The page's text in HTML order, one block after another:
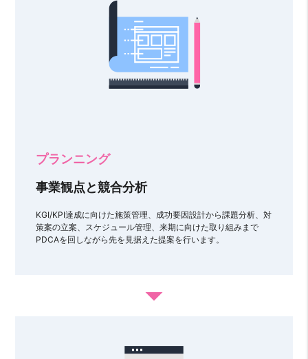
プランニング
事業観点と競合分析
KGI/KPI達成に向けた施策管理、成功要因設計から課題分析、対
策案の立案、スケジュール管理、来期に向けた取り組みまで
PDCAを回しながら先を見据えた提案を行います。
arrow_drop_down